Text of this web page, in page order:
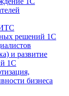
решений 1С
и развитие
1С
бизнеса